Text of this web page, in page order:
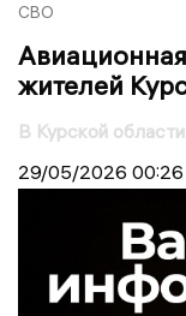
СВО
жителей
В Курской
29/05/2026 00:26